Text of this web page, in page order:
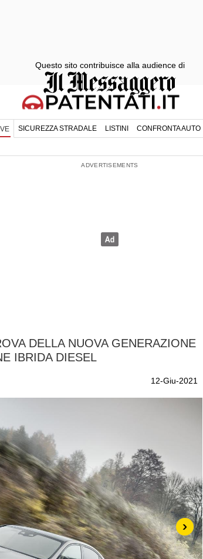
SICUREZZA STRADALE LISTINI CONFRONTA AUTO
DELLA NUOVA GENERAZIONE
IBRIDA DIESEL
12-Giu-2021
›
Questo sito contribuisce alla audience di